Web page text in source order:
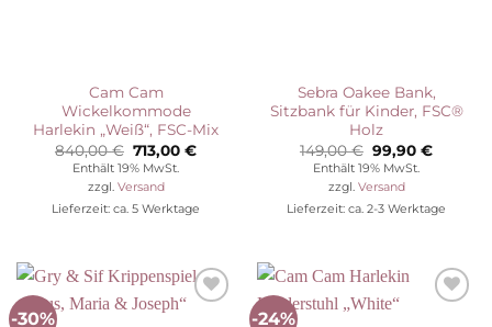
Cam Cam
Wickelkommode
Harlekin „Weiß“, FSC-Mix
840,00€ Ursprünglicher
Preis
war:
840,00 €
713,00€Aktueller
Enthält 19% MwSt.
zzgl. Versand
Lieferzeit: ca. 5 Werktage
Sebra Oakee Bank,
Sitzbank für Kinder, FSC®
Holz
149,00€ Ursprünglicher
Preis
war:
149,00 €
99,90€
Enthält 19% MwSt.
zzgl. Versand
Lieferzeit: ca. 2-3 Werktage
-30%
Auf die
-24%